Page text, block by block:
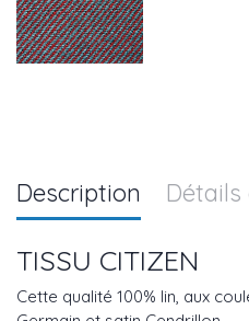
Description
TISSU CITIZEN
Cette qualité 100% lin, aux